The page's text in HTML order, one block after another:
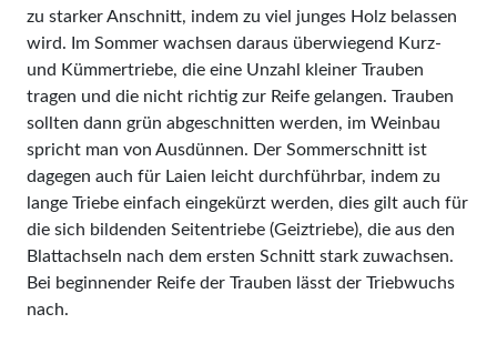
zu starker Anschnitt, indem zu viel junges Holz belassen
wird. Im Sommer wachsen daraus überwiegend Kurz-
und Kümmertriebe, die eine Unzahl kleiner Trauben
tragen und die nicht richtig zur Reife gelangen. Trauben
sollten dann grün abgeschnitten werden, im Weinbau
spricht man von Ausdünnen. Der Sommerschnitt ist
dagegen auch für Laien leicht durchführbar, indem zu
lange Triebe einfach eingekürzt werden, dies gilt auch für
die sich bildenden Seitentriebe (Geiztriebe), die aus den
Blattachseln nach dem ersten Schnitt stark zuwachsen.
Bei beginnender Reife der Trauben lässt der Triebwuchs
nach.